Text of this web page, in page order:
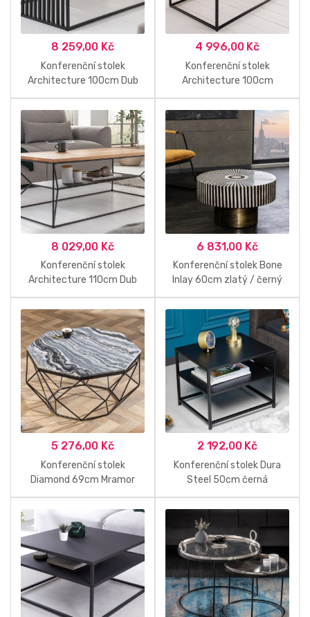
8 259,00 Kč
Konferenční stolek
Architecture 100cm Dub
4 996,00 Kč
Konferenční stolek
Architecture 100cm
Sheesham
8 029,00 Kč
Konferenční stolek
Architecture 110cm Dub
6 831,00 Kč
Konferenční stolek Bone
Inlay 60cm zlatý / černý
5 276,00 Kč
Konferenční stolek
Diamond 69cm Mramor
šedá
2 192,00 Kč
Konferenční stolek Dura
Steel 50cm černá